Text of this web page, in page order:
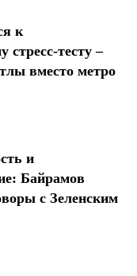
к
стресс-тесту –
вместо метро
и
Байрамов
с Зеленским